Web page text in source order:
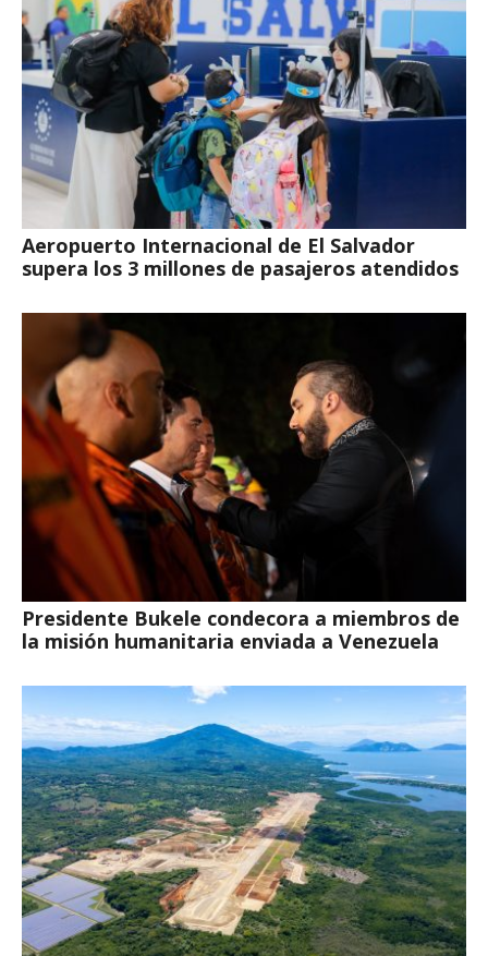
Aeropuerto Internacional de El Salvador
supera los 3 millones de pasajeros atendidos
Presidente Bukele condecora a miembros de
la misión humanitaria enviada a Venezuela